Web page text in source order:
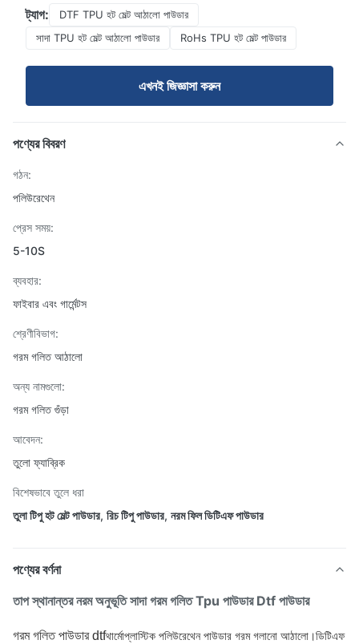
ট্যাগ:
DTF TPU হট মেল্ট আঠালো পাউডার
সাদা TPU হট মেল্ট আঠালো পাউডার
RoHs TPU হট মেল্ট পাউডার
এখনই জিজ্ঞাসা করুন
পণ্যের বিবরণ
গঠন:
পলিউরেথেন
প্রেস সময়:
5-10S
ব্যবহার:
ফাইবার এবং গার্মেন্টস
শ্রেণীবিভাগ:
গরম গলিত আঠালো
অন্য নামগুলো:
গরম গলিত গুঁড়া
আবেদন:
তুলো ফ্যাব্রিক
বিশেষভাবে তুলে ধরা
তুলা টিপু হট মেল্ট পাউডার, রিচ টিপু পাউডার, নরম ফিল ডিটিএফ পাউডার
পণ্যের বর্ণনা
তাপ স্থানান্তর নরম অনুভূতি সাদা গরম গলিত Tpu পাউডার Dtf পাউডার
গরম গলিত পাউডার dtfথার্মোপ্লাস্টিক পলিউরেথেন পাউডার গরম গলানো আঠালো।ডিটিএফ